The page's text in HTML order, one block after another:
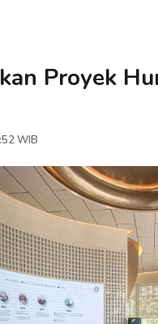
Proyek
WIB